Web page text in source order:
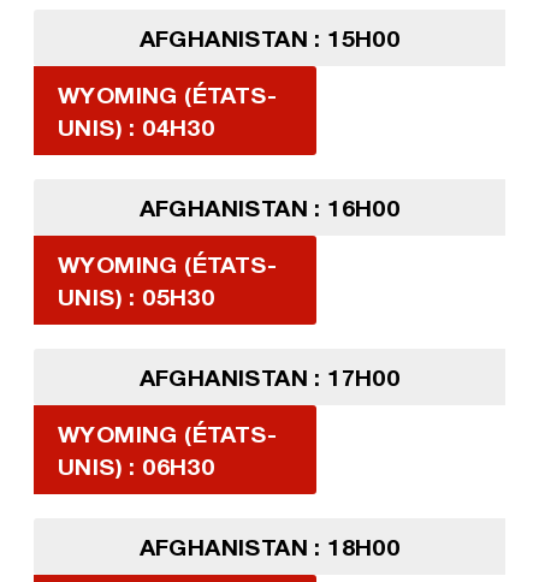
AFGHANISTAN : 15H00
WYOMING (ÉTATS-
UNIS) : 04H30
AFGHANISTAN : 16H00
WYOMING (ÉTATS-
UNIS) : 05H30
AFGHANISTAN : 17H00
WYOMING (ÉTATS-
UNIS) : 06H30
AFGHANISTAN : 18H00